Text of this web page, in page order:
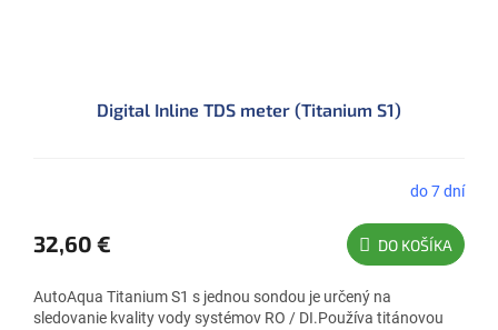
Digital Inline TDS meter (Titanium S1)
do 7 dní
32,60 € DO KOŠÍKA
AutoAqua Titanium S1 s jednou sondou je určený na
sledovanie kvality vody systémov RO / DI.Používa titánovou